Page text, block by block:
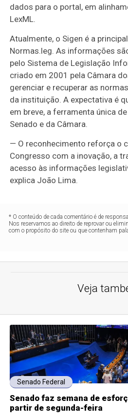
dados para o portal, em
LexML.
Atualmente, o Sigen é a
Normas.leg. As informações
pelo Sistema de Legislação
criado em 2001 pela Câmara
gerenciar e recuperar as
da instituição.A expectativa é
em breve, a ferramenta única
Senado e da Câmara.
— O reconhecimento reforça o
Congresso com a inovação, a
acesso às informações
explica João Lima.
* O conteúdo de cada comentário é de
Nos reservamos ao direito de reprovar ou
com o propósito do site ou que contenham
Veja
Senado Federal
Senado faz semana de
partir de segunda-feira